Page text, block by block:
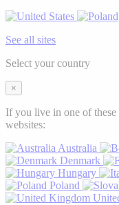
See all sites
Select your country
×
If you live in one of these
websites:
Australia
Denmark
Hungary
Poland